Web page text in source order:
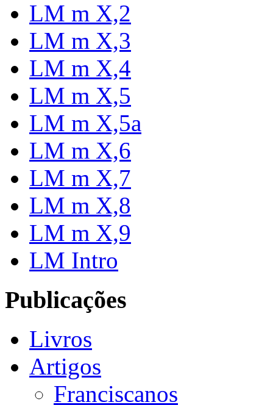
LM m X,2
LM m X,3
LM m X,4
LM m X,5
LM m X,5a
LM m X,6
LM m X,7
LM m X,8
LM m X,9
LM Intro
Publicações
Livros
Artigos
Franciscanos